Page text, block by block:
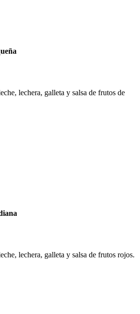
lechera, galleta y salsa de frutos de
lechera, galleta y salsa de frutos rojos.